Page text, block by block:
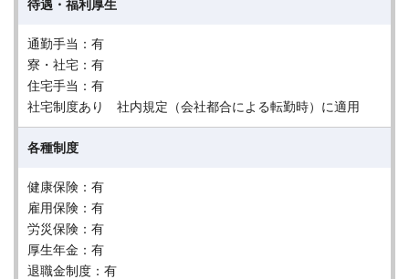
待遇・福利厚生
通勤手当：有
寮・社宅：有
住宅手当：有
社宅制度あり 社内規定（会社都合による転勤時）に適用
各種制度
健康保険：有
雇用保険：有
労災保険：有
厚生年金：有
退職金制度：有